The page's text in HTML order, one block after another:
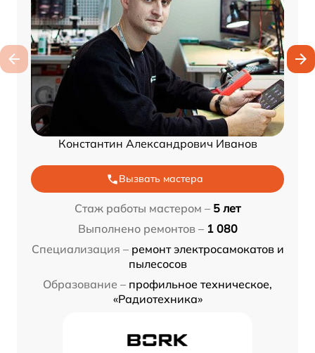
Константин Александрович Иванов
Вызвать мастера
Стаж работы мастером – 5 лет
Выполнено ремонтов – 1 080
Специализация – ремонт электросамокатов и
пылесосов
Образование – профильное техническое,
«Радиотехника»